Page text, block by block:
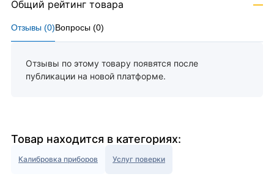
Отзывы (0)Вопросы (0)
Отзывы по этому товару появятся после
публикации на новой платформе.
Общий рейтинг товара —
Товар находится в категориях:
Калибровка приборов Услуг поверки